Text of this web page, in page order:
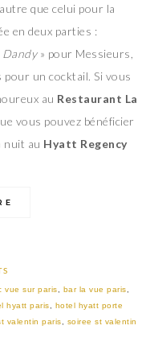
que celui pour la
en deux parties :
Dandy» pour Messieurs,
un cocktail. Si vous
au Restaurant La
vous pouvez bénéficier
nuit au Hyatt Regency
vue sur paris bar la vue paris
hyatt paris
hotel hyatt porte
valentin paris soiree st valentin